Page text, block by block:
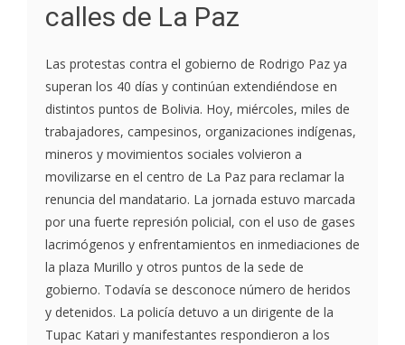
calles de La Paz
Las protestas contra el gobierno de Rodrigo Paz ya
superan los 40 días y continúan extendiéndose en
distintos puntos de Bolivia. Hoy, miércoles, miles de
trabajadores, campesinos, organizaciones indígenas,
mineros y movimientos sociales volvieron a
movilizarse en el centro de La Paz para reclamar la
renuncia del mandatario. La jornada estuvo marcada
por una fuerte represión policial, con el uso de gases
lacrimógenos y enfrentamientos en inmediaciones de
la plaza Murillo y otros puntos de la sede de
gobierno. Todavía se desconoce número de heridos
y detenidos. La policía detuvo a un dirigente de la
Tupac Katari y manifestantes respondieron a los